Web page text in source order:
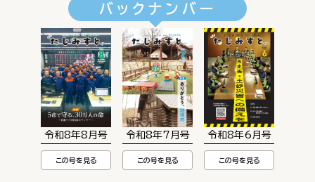
バックナンバー
令和8年8月号
この号を見る
令和8年7月号
この号を見る
令和8年6月号
この号を見る